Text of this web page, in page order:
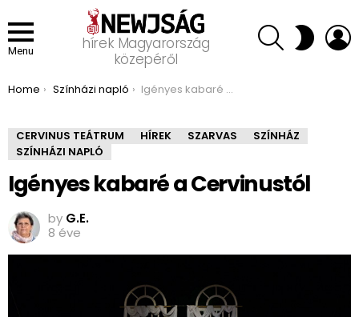
Menu
hírek Magyarország
közepéről
SEARCH SWITCH
SKIN
You are here:
Home Színházi napló Igényes kabaré a Cervinustól
CERVINUS TEÁTRUM HÍREK SZARVAS
SZÍNHÁZ
SZÍNHÁZI NAPLÓ
Igényes kabaré a Cervinustól
by G.E.
8 éve